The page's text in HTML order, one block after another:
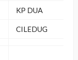
KP DUA
CILEDUG